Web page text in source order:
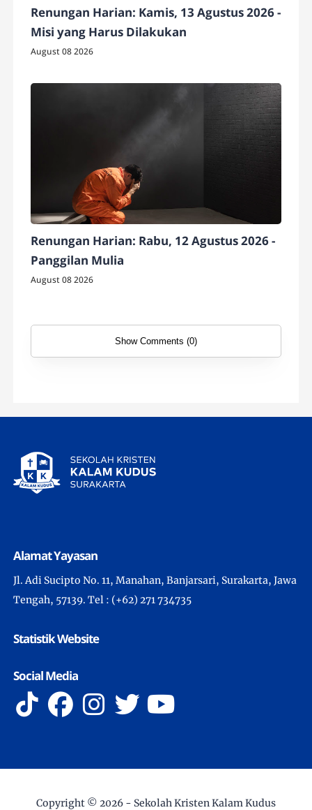
Renungan Harian: Kamis, 13 Agustus 2026 -
Misi yang Harus Dilakukan
August 08 2026
Renungan Harian: Rabu, 12 Agustus 2026 -
Panggilan Mulia
August 08 2026
Show Comments (0)
Alamat Yayasan
Jl. Adi Sucipto No. 11, Manahan, Banjarsari, Surakarta, Jawa
Tengah, 57139. Tel : (+62) 271 734735
Statistik Website
Social Media
Copyright © 2026 - Sekolah Kristen Kalam Kudus